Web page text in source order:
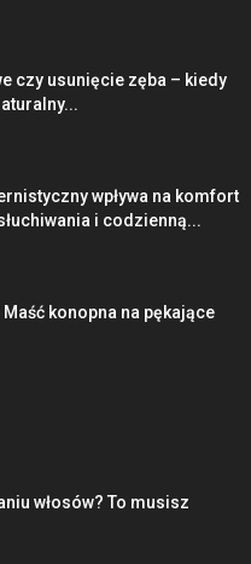
czy usunięcie zęba – kiedy
wpływa na komfort
i codzienną...
konopna na pękające
włosów? To musisz